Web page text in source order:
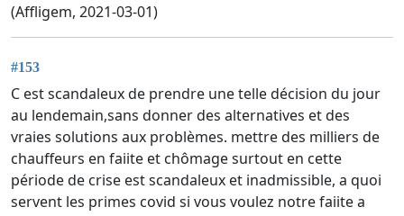
(Affligem, 2021-03-01)
#153
C est scandaleux de prendre une telle décision du jour
au lendemain,sans donner des alternatives et des
vraies solutions aux problèmes. mettre des milliers de
chauffeurs en faiite et chômage surtout en cette
période de crise est scandaleux et inadmissible, a quoi
servent les primes covid si vous voulez notre faiite a